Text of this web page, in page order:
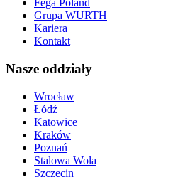
Fega Poland
Grupa WURTH
Kariera
Kontakt
Nasze oddziały
Wrocław
Łódź
Katowice
Kraków
Poznań
Stalowa Wola
Szczecin